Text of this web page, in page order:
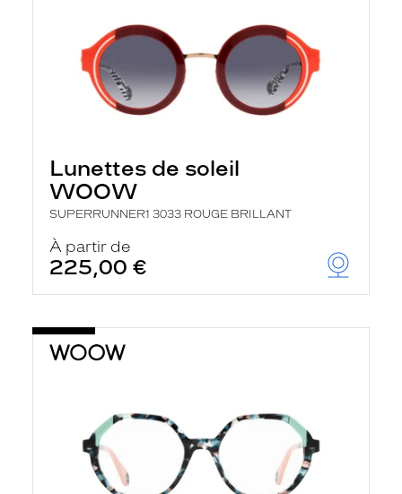
Lunettes de soleil
WOOW
SUPERRUNNER1 3033 ROUGE BRILLANT
À partir de
225,00 €